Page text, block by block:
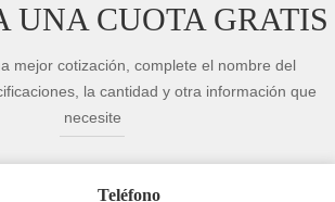
UNA CUOTA GRATIS
mejor cotización, complete el nombre del
la cantidad y otra información que
necesite
Teléfono